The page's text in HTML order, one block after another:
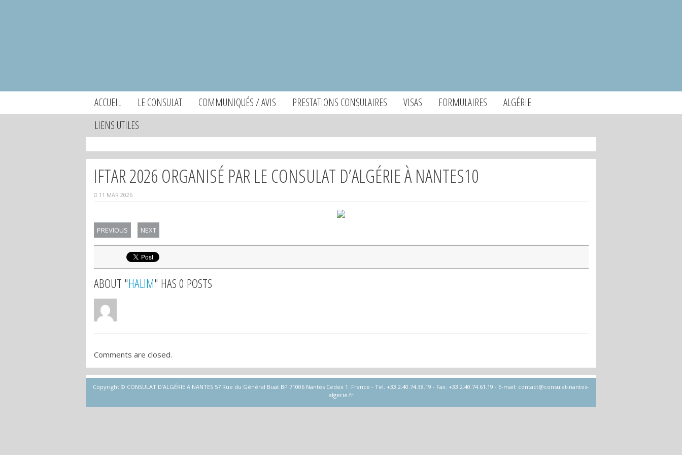
ACCUEIL LE CONSULAT COMMUNIQUÉS / AVIS PRESTATIONS CONSULAIRES VISAS FORMULAIRES
ALGÉRIE
LIENS UTILES
IFTAR 2026 ORGANISÉ PAR LE CONSULAT D’ALGÉRIE À NANTES10
11 MAR 2026
PREVIOUS NEXT
ABOUT "HALIM" HAS 0 POSTS
Comments are closed.
Copyright © CONSULAT D’ALGÉRIE A NANTES 57 Rue du Général Buat BP 71006 Nantes Cedex 1. France - Tel. +33 2.40.74.38.19 - Fax. +33 2.40.74.61.19 - E-mail: contact@consulat-nantes-
algerie.fr